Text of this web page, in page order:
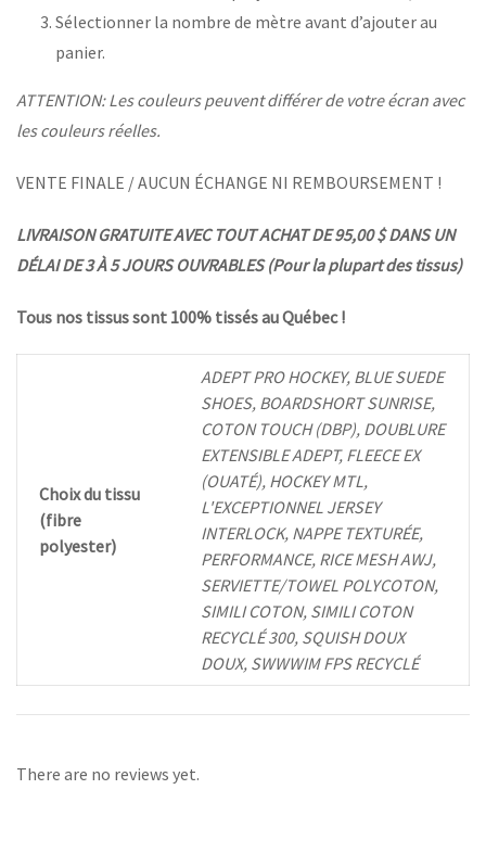
Sélectionner la nombre de mètre avant d’ajouter au
panier.
ATTENTION: Les couleurs peuvent différer de votre écran avec
les couleurs réelles.
VENTE FINALE / AUCUN ÉCHANGE NI REMBOURSEMENT !
LIVRAISON GRATUITE AVEC TOUT ACHAT DE 95,00 $ DANS UN
DÉLAI DE 3 À 5 JOURS OUVRABLES (Pour la plupart des tissus)
Tous nos tissus sont 100% tissés au Québec !
Choix du tissu
(fibre
polyester)
ADEPT PRO HOCKEY, BLUE SUEDE
SHOES, BOARDSHORT SUNRISE,
COTON TOUCH (DBP), DOUBLURE
EXTENSIBLE ADEPT, FLEECE EX
(OUATÉ), HOCKEY MTL,
L'EXCEPTIONNEL JERSEY
INTERLOCK, NAPPE TEXTURÉE,
PERFORMANCE, RICE MESH AWJ,
SERVIETTE/TOWEL POLYCOTON,
SIMILI COTON, SIMILI COTON
RECYCLÉ 300, SQUISH DOUX
DOUX, SWWWIM FPS RECYCLÉ
There are no reviews yet.